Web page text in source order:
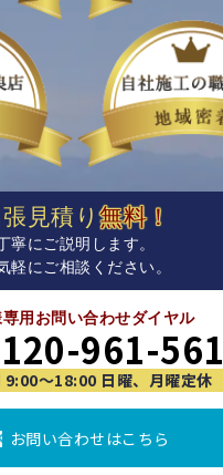
張見積り無料！
寧にご説明します。
軽にご相談ください。
専用お問い合わせダイヤル
961-561
9:00〜18:00 日曜、月曜定休
お問い合わせはこちら